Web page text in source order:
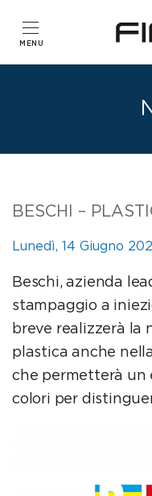
BESCHI –
Lunedì, 14 Giugno
Beschi, azienda
stampaggio a
breve realizzerà la
plastica anche
che permetterà un
colori per